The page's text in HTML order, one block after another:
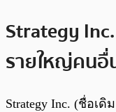
Strategy
รายใหญ่คนอื่
Strategy Inc. (ชื่อเดิ